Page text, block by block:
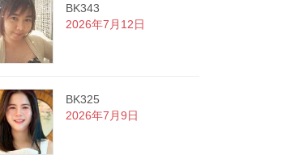
BK343
2026年7月12日
BK325
2026年7月9日